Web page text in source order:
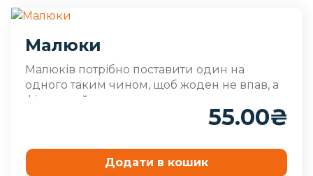
Малюки
Малюків потрібно поставити один на
одного таким чином, щоб жоден не впав, а
фігура вийшла як можна..
55.00₴
Додати в кошик